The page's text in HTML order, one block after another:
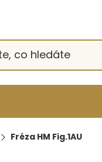
Fréza HM Fig.1AU